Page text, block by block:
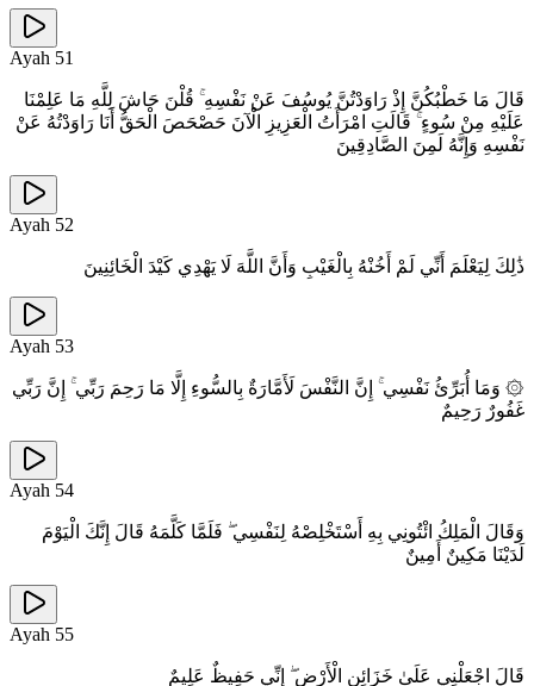
Ayah 51
قَالَ مَا خَطْبُكُنَّ إِذْ رَاوَدْتُنَّ يُوسُفَ عَنْ نَفْسِهِ ۚ قُلْنَ حَاشَ لِلَّهِ مَا عَلِمْنَا
عَلَيْهِ مِنْ سُوءٍ ۚ قَالَتِ امْرَأَتُ الْعَزِيزِ الْآنَ حَصْحَصَ الْحَقُّ أَنَا رَاوَدْتُهُ عَنْ
نَفْسِهِ وَإِنَّهُ لَمِنَ الصَّادِقِينَ
Ayah 52
ذَٰلِكَ لِيَعْلَمَ أَنِّي لَمْ أَخُنْهُ بِالْغَيْبِ وَأَنَّ اللَّهَ لَا يَهْدِي كَيْدَ الْخَائِنِينَ
Ayah 53
۞ وَمَا أُبَرِّئُ نَفْسِي ۚ إِنَّ النَّفْسَ لَأَمَّارَةٌ بِالسُّوءِ إِلَّا مَا رَحِمَ رَبِّي ۚ إِنَّ رَبِّي
غَفُورٌ رَحِيمٌ
Ayah 54
وَقَالَ الْمَلِكُ ائْتُونِي بِهِ أَسْتَخْلِصْهُ لِنَفْسِي ۖ فَلَمَّا كَلَّمَهُ قَالَ إِنَّكَ الْيَوْمَ
لَدَيْنَا مَكِينٌ أَمِينٌ
Ayah 55
قَالَ اجْعَلْنِي عَلَىٰ خَزَائِنِ الْأَرْضِ ۖ إِنِّي حَفِيظٌ عَلِيمٌ